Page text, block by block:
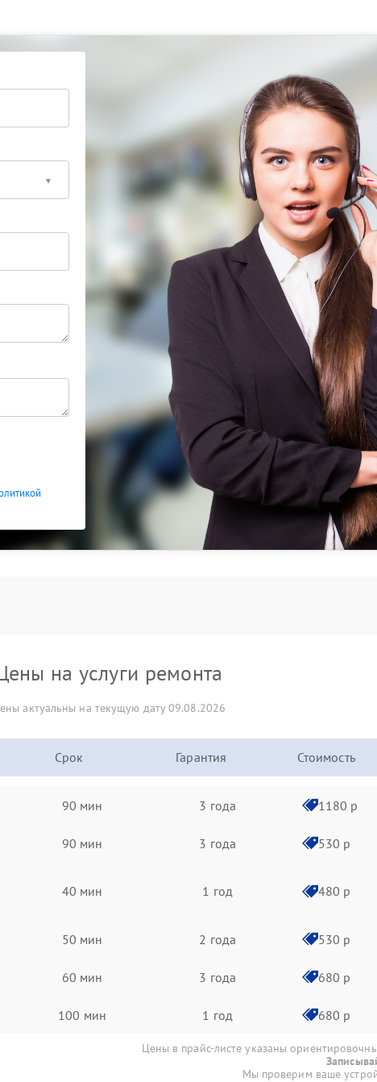
на услуги ремонта
актуальны на текущую дату 09.08.2026
Срок Гарантия Стоимость
90 мин 3 года 1180 р
90 мин 3 года 530 р
40 мин 1 год 480 р
50 мин 2 года 530 р
60 мин 3 года 680 р
100 мин 1 год 680 р
Цены в прайс-листе указаны
Мы проверим ваше